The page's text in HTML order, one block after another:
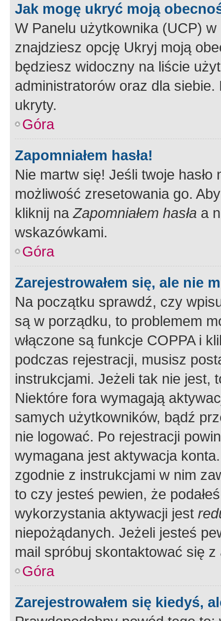
Jak mogę ukryć moją
W Panelu użytkownika (UCP) w
znajdziesz opcję Ukryj moją
będziesz widoczny na liście
administratorów oraz dla
ukryty.
Góra
Zapomniałem hasła!
Nie martw się! Jeśli twoje
możliwość zresetowania go.
kliknij naZapomniałem hasła a
wskazówkami.
Góra
Zarejestrowałem się, ale nie
Na początku sprawdź, czy
są w porządku, to problemem
włączone są funkcje COPPA i
podczas rejestracji, musisz
instrukcjami. Jeżeli tak nie jest,
Niektóre fora wymagają
samych użytkowników, bądź
nie logować. Po rejestracji
wymagana jest aktywacja
zgodnie z instrukcjami w nim
to czy jesteś pewien, że
wykorzystania aktywacji jest
niepożądanych. Jeżeli jesteś
mail spróbuj skontaktować się
Góra
Zarejestrowałem się kiedyś,